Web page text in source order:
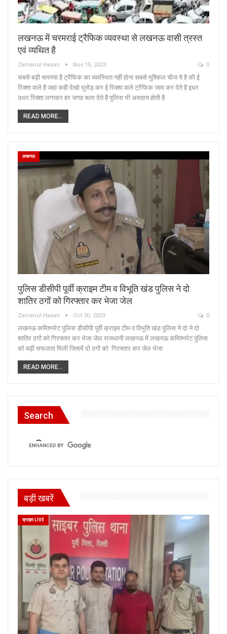
लखनऊ में चरमराई ट्रैफिक व्यवस्था से लखनऊ वासी त्रस्त
एवं व्यथित है
Zamanul Hasan Nov 15, 2023 0
सबसे बड़ी समस्या है ट्रैफिक का व्यवस्थित नहीं होना सबसे मुश्किल चीज ये है की ई
रिक्शा वाले है जहां कही देखो घुसेड़ कर ई रिक्शा वाले ट्रैफिक जाम कर देते है इधर
उधर रिक्शा लगाकर हर जगह चला देते है पुलिस भी असहाय होती है
READ MORE...
लखनऊ
पुलिस डीसीपी पूर्वी क्राइम टीम व विभूति खंड पुलिस ने दो
शातिर ठगों को गिरफ्तार कर भेजा जेल
Zamanul Hasan Oct 30, 2023 0
लखनऊ कमिश्नरेट पुलिस डीसीपी पूर्वी क्राइम टीम व विभूति खंड पुलिस ने दो ने दो
शातिर ठगों को गिरफ्तार कर भेजा जेल राजधानी लखनऊ में लखनऊ कमिश्नरेट पुलिस
को बड़ी सफलता मिली जिसमें दो ठगों को गिरफ्तार कर जेल भेजा
READ MORE...
Search
बड़ी खबरें
क्राइम LIVE